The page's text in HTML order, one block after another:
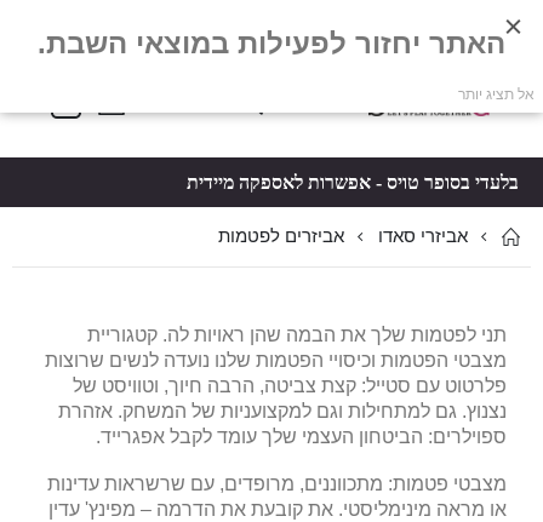
Toggle
סל קניות
בלעדי בסופר טויס - אפשרות לאספקה מיידית
אביזרי סאדו אביזרים לפטמות
תני לפטמות שלך את הבמה שהן ראויות לה. קטגוריית
מצבטי הפטמות וכיסויי הפטמות שלנו נועדה לנשים שרוצות
פלרטוט עם סטייל: קצת צביטה, הרבה חיוך, וטוויסט של
נצנוץ. גם למתחילות וגם למקצועניות של המשחק. אזהרת
ספוילרים: הביטחון העצמי שלך עומד לקבל אפגרייד.
מצבטי פטמות: מתכווננים, מרופדים, עם שרשראות עדינות
או מראה מינימליסטי. את קובעת את הדרמה – מפינץ' עדין
האתר יחזור לפעילות במוצאי השבת.
אל תציג יותר